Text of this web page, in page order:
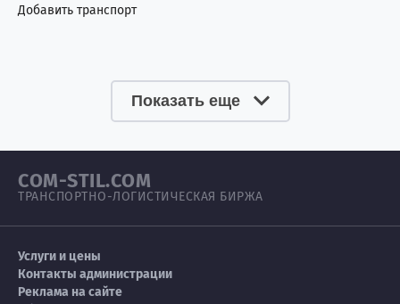
Добавить транспорт
Показать еще
COM-STIL.COM
ТРАНСПОРТНО-ЛОГИСТИЧЕСКАЯ БИРЖА
Услуги и цены
Контакты администрации
Реклама на сайте